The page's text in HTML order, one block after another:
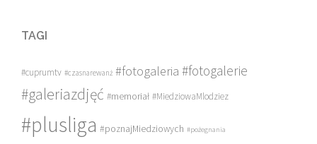
TAGI
#cuprumtv #czasnarewanż #fotogaleria #fotogalerie
#galeriazdjęć #memoriał #MiedziowaMlodziez
#plusliga #poznajMiedziowych #pożegnania